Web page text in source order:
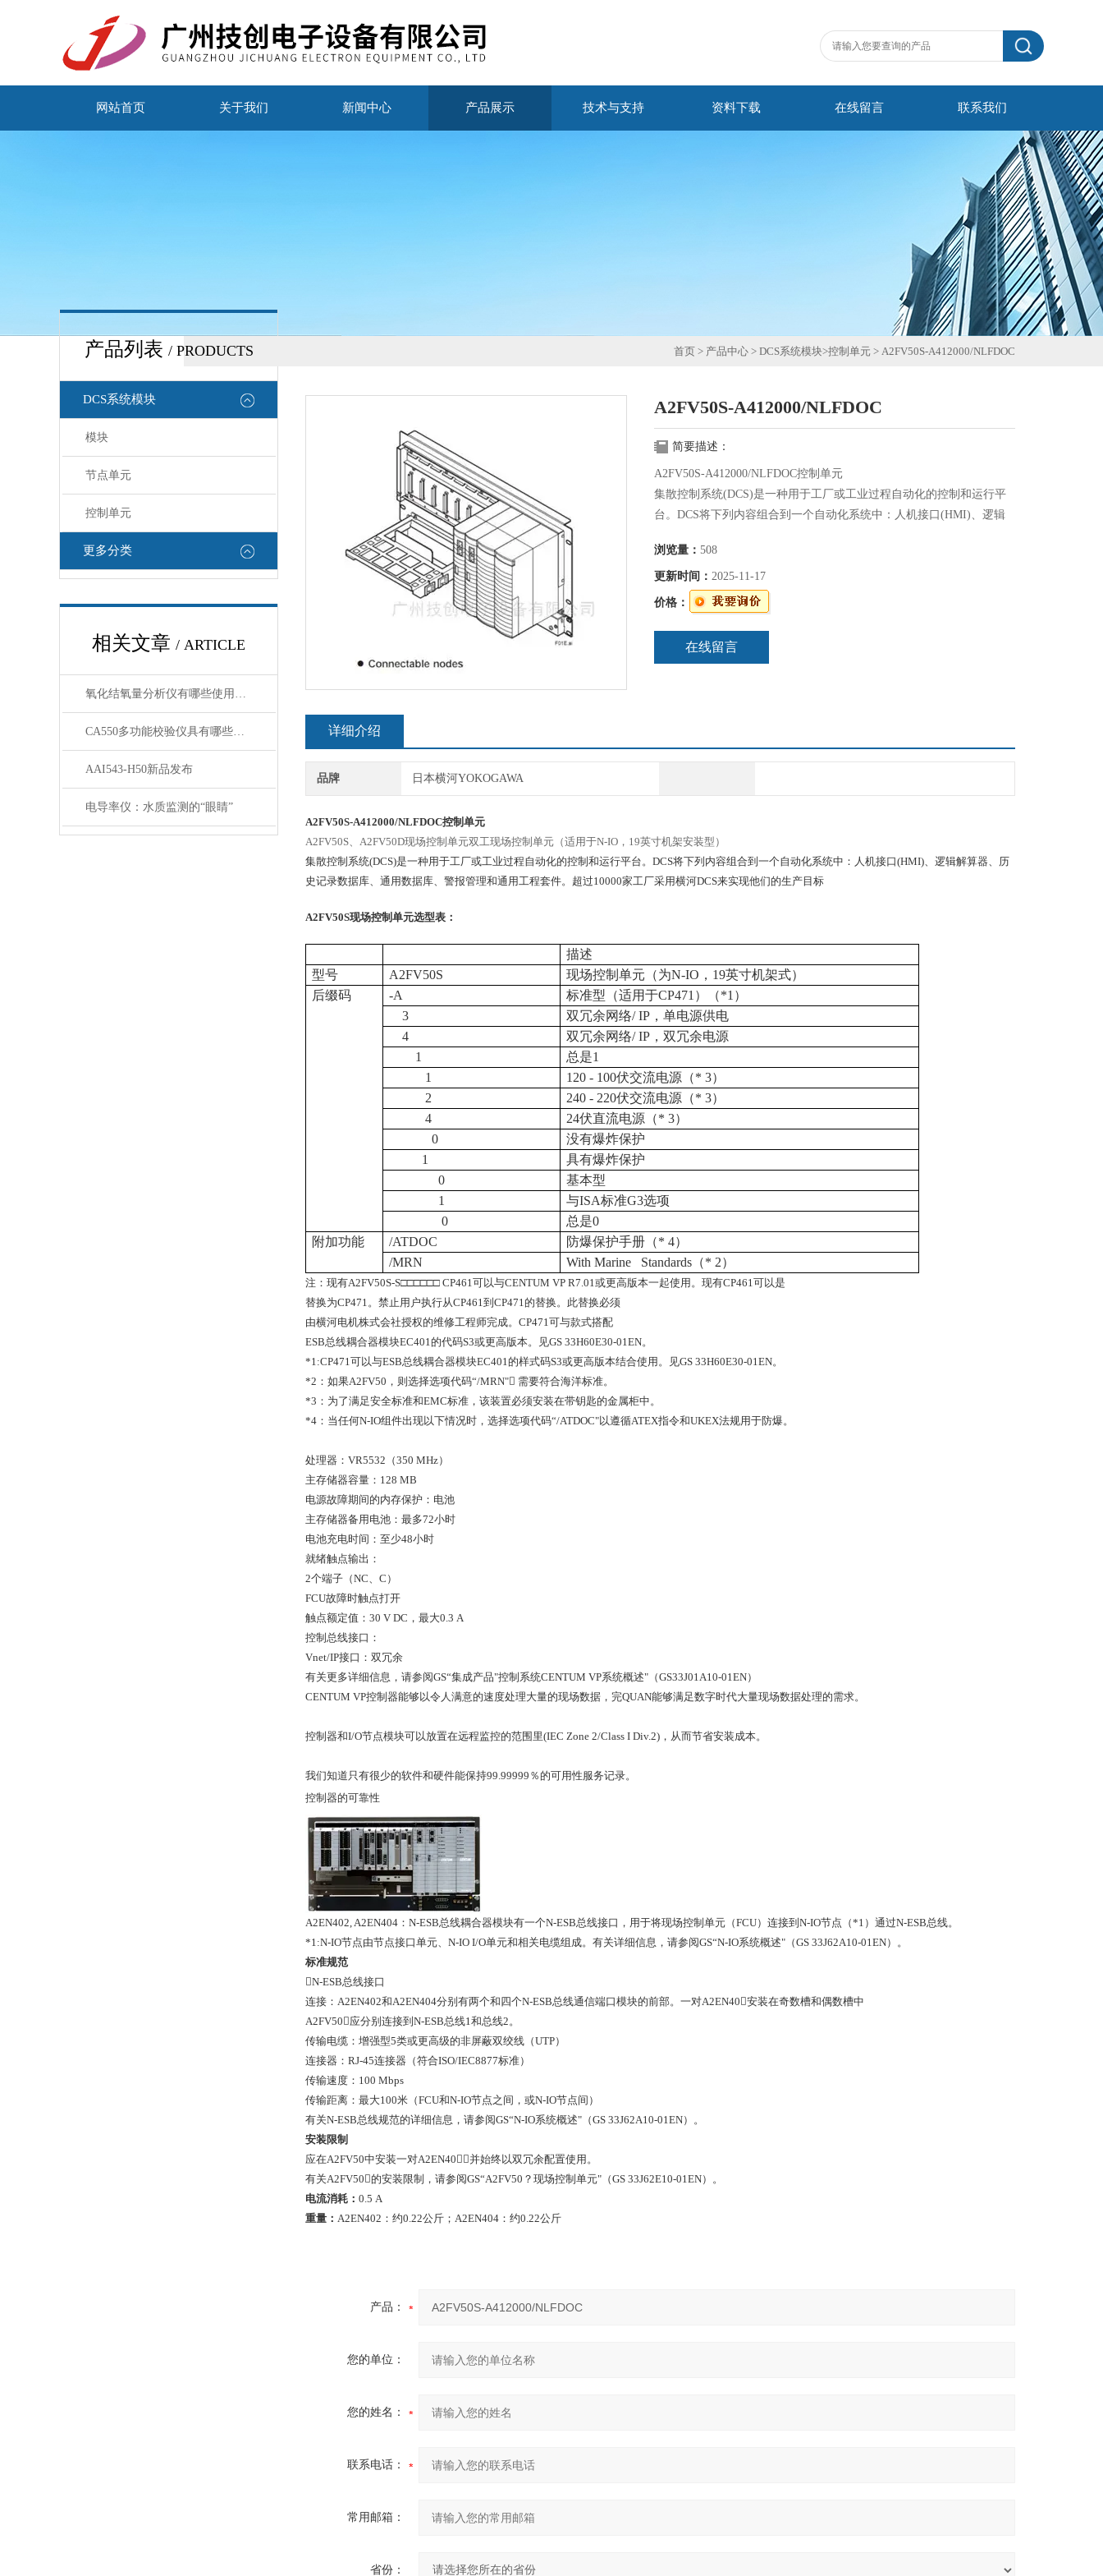
网站首页 关于我们 新闻中心 产品展示 技术与支持 资料下载 在线留言 联系我们
产品列表 / PRODUCTS
DCS系统模块
模块
节点单元
控制单元
更多分类
相关文章 / ARTICLE
氧化结氧量分析仪有哪些使用注意事项
CA550多功能校验仪具有哪些特点呢？
AAI543-H50新品发布
电导率仪：水质监测的“眼睛”
首页 > 产品中心 > DCS系统模块>控制单元 > A2FV50S-A412000/NLFDOC
A2FV50S-A412000/NLFDOC
简要描述：
A2FV50S-A412000/NLFDOC控制单元
集散控制系统(DCS)是一种用于工厂或工业过程自动化的控制和运行平
台。DCS将下列内容组合到一个自动化系统中：人机接口(HMI)、逻辑
过10000家工厂采用横河DCS来实现他们的生产目标
浏览量： 508
更新时间： 2025-11-17
价格：
在线留言
详细介绍
品牌 日本横河YOKOGAWA
A2FV50S-A412000/NLFDOC控制单元
A2FV50S、A2FV50D现场控制单元双工现场控制单元（适用于N-IO，19英寸机架安装型）
集散控制系统(DCS)是一种用于工厂或工业过程自动化的控制和运行平台。DCS将下列内容组合到一个自动化系统中：人机接口(HMI)、逻辑解算器、历
史记录数据库、通用数据库、警报管理和通用工程套件。超过10000家工厂采用横河DCS来实现他们的生产目标
A2FV50S现场控制单元选型表：
描述
型号
A2FV50S
现场控制单元（为N-IO，19英寸机架式）
后缀码
-A 标准型（适用于CP471 ）（*1 ）
3
双冗余网络/ IP，单电源供电
4
双冗余网络/ IP，双冗余电源
1
总是1
1
120 - 100伏交流电源（* 3）
2
240 - 220伏交流电源（* 3）
4
24伏直流电源（* 3）
0
没有爆炸保护
1
具有爆炸保护
0
基本型
1
与ISA标准G3选项
0
总是0
附加功能
/ATDOC
防爆保护手册（* 4）
/MRN
With Marine Standards （* 2）
注：现有A2FV50S-S□□□□□□ CP461可以与CENTUM VP R7.01或更高版本一起使用。现有CP461可以是
替换为CP471。禁止用户执行从CP461到CP471的替换。此替换必须
由横河电机株式会社授权的维修工程师完成。CP471可与款式搭配
ESB总线耦合器模块EC401的代码S3或更高版本。见GS 33H60E30-01EN。
*1:CP471可以与ESB总线耦合器模块EC401的样式码S3或更高版本结合使用。见GS 33H60E30-01EN。
*2：如果A2FV50，则选择选项代码“/MRN" 需要符合海洋标准。
*3：为了满足安全标准和EMC标准，该装置必须安装在带钥匙的金属柜中。
*4：当任何N-IO组件出现以下情况时，选择选项代码“/ATDOC"以遵循ATEX指令和UKEX法规用于防爆。
处理器：VR5532（350 MHz）
主存储器容量：128 MB
电源故障期间的内存保护：电池
主存储器备用电池：最多72小时
电池充电时间：至少48小时
就绪触点输出：
2个端子（NC、C）
FCU故障时触点打开
触点额定值：30 V DC，最大0.3 A
控制总线接口：
Vnet/IP接口：双冗余
有关更多详细信息，请参阅GS“集成产品"控制系统CENTUM VP系统概述"（GS33J01A10-01EN）
CENTUM VP控制器能够以令人满意的速度处理大量的现场数据，完QUAN能够满足数字时代大量现场数据处理的需求。
控制器和I/O节点模块可以放置在远程监控的范围里(IEC Zone 2/Class I Div.2)，从而节省安装成本。
我们知道只有很少的软件和硬件能保持99.99999％的可用性服务记录。
控制器的可靠性
A2EN402, A2EN404：N-ESB总线耦合器模块有一个N-ESB总线接口，用于将现场控制单元（FCU）连接到N-IO节点（*1）通过N-ESB总线。
*1:N-IO节点由节点接口单元、N-IO I/O单元和相关电缆组成。有关详细信息，请参阅GS“N-IO系统概述"（GS 33J62A10-01EN）。
标准规范
N-ESB总线接口
连接：A2EN402和A2EN404分别有两个和四个N-ESB总线通信端口模块的前部。一对A2EN40安装在奇数槽和偶数槽中
A2FV50应分别连接到N-ESB总线1和总线2。
传输电缆：增强型5类或更高级的非屏蔽双绞线（UTP）
连接器：RJ-45连接器（符合ISO/IEC8877标准）
传输速度：100 Mbps
传输距离：最大100米（FCU和N-IO节点之间，或N-IO节点间）
有关N-ESB总线规范的详细信息，请参阅GS“N-IO系统概述"（GS 33J62A10-01EN）。
安装限制
应在A2FV50中安装一对A2EN40，并始终以双冗余配置使用。
有关A2FV50的安装限制，请参阅GS“A2FV50？现场控制单元"（GS 33J62E10-01EN）。
电流消耗： 0.5 A
重量： A2EN402：约0.22公斤；A2EN404：约0.22公斤
产品：
您的单位：
您的姓名：
联系电话：
常用邮箱：
省份：